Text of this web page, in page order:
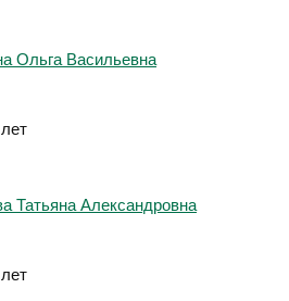
Ольга Васильевна
Татьяна Александровна